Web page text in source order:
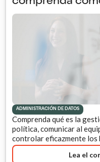
ADMINISTRACIÓN DE DATOS
Comprenda qué es la
política, comunicar al
controlar eficazmente
Lea el